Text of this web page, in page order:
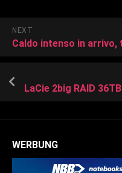
NEXT
LaCie 2big RAID 36TB
WERBUNG